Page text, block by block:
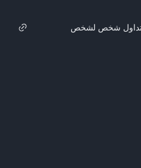
تداول شخص لشخص